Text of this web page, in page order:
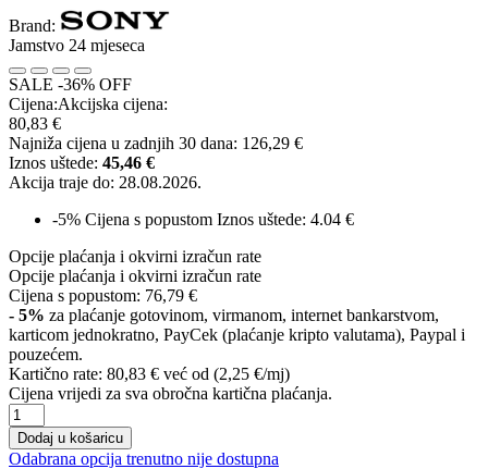
Brand:
Jamstvo 24 mjeseca
SALE -36% OFF
Cijena:Akcijska cijena:
80,83 €
Najniža cijena u zadnjih 30 dana: 126,29 €
Iznos uštede: 45,46 €
Akcija traje do: 28.08.2026.
-5% Cijena s popustom Iznos uštede: 4.04 €
Opcije plaćanja i okvirni izračun rate
Opcije plaćanja i okvirni izračun rate
Cijena s popustom: 76,79 €
- 5% za plaćanje gotovinom, virmanom, internet bankarstvom,
karticom jednokratno, PayCek (plaćanje kripto valutama), Paypal i
pouzećem.
Kartično rate: 80,83 € već od (2,25 €/mj)
Cijena vrijedi za sva obročna kartična plaćanja.
Dodaj u košaricu
Odabrana opcija trenutno nije dostupna